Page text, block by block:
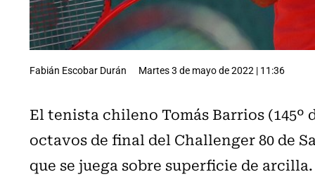
Fabián Escobar Durán Martes 3 de mayo de 2022 | 11:36
El tenista chileno Tomás Barrios (145º
octavos de final del Challenger 80 de
que se juega sobre superficie de arcilla.